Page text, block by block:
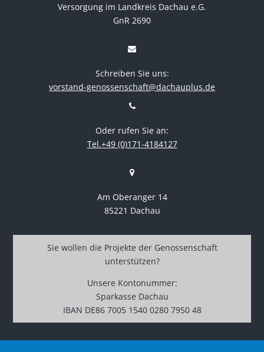
Versorgung im Landkreis Dachau e.G.
GnR 2690
Schreiben Sie uns:
vorstand-genossenschaft@dachauplus.de
Oder rufen Sie an:
Tel.+49 (0)171-4184127
Am Oberanger 14
85221 Dachau
Sie wollen die Projekte der Genossenschaft
unterstützen?
Unsere Kontonummer:
Sparkasse Dachau
IBAN DE86 7005 1540 0280 7950 48